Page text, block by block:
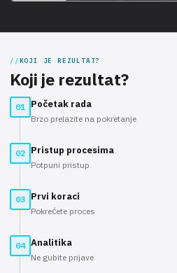
KOJI JE REZULTAT?
Koji je rezultat?
01 Početak rada
Brzo prelazite na pokretanje
02 Pristup procesima
Potpuni pristup
03 Prvi koraci
Pokrećete proces
04 Analitika
Ne gubite prijave